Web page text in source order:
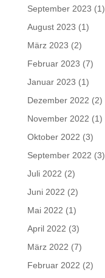
September 2023 (1)
August 2023 (1)
März 2023 (2)
Februar 2023 (7)
Januar 2023 (1)
Dezember 2022 (2)
November 2022 (1)
Oktober 2022 (3)
September 2022 (3)
Juli 2022 (2)
Juni 2022 (2)
Mai 2022 (1)
April 2022 (3)
März 2022 (7)
Februar 2022 (2)